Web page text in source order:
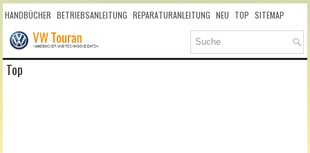
HANDBÜCHER BETRIEBSANLEITUNG REPARATURANLEITUNG NEU TOP SITEMAP
SUCHLAUF
Top